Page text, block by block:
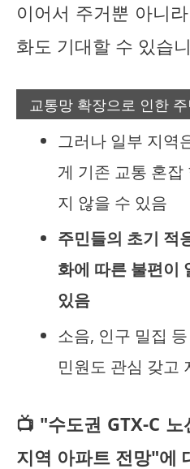
이어서 주거뿐 아니
화도 기대할 수 있습
교통망 확장으로 인한
그러나 일부 지역
게 기존 교통 혼잡
지 않을 수 있음
주민들의 초기 적
화에 따른 불편이
있음
소음, 인구 밀집
민원도 관심 갖고
📺 "수도권 GTX-C
지역 아파트 전망"에